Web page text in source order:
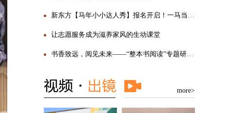
新东方【马年小小达人秀】报名开启！一马当先，勇敢SHOW自己
让志愿服务成为滋养家风的生动课堂
书香致远，阅见未来——“整本书阅读”专题研讨活动圆满举行
more>